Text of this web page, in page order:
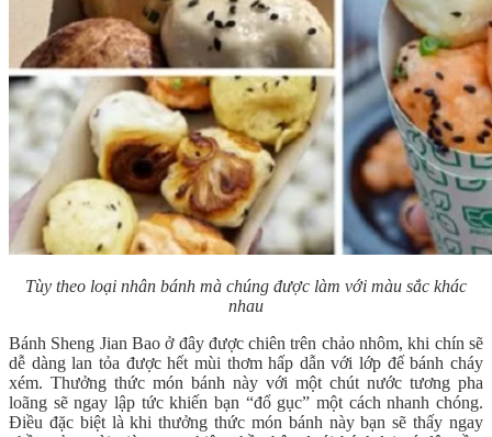
Tùy theo loại nhân bánh mà chúng được làm với màu sắc khác
nhau
Bánh Sheng Jian Bao ở đây được chiên trên chảo nhôm, khi chín sẽ
dễ dàng lan tỏa được hết mùi thơm hấp dẫn với lớp đế bánh cháy
xém. Thưởng thức món bánh này với một chút nước tương pha
loãng sẽ ngay lập tức khiến bạn “đổ gục” một cách nhanh chóng.
Điều đặc biệt là khi thưởng thức món bánh này bạn sẽ thấy ngay